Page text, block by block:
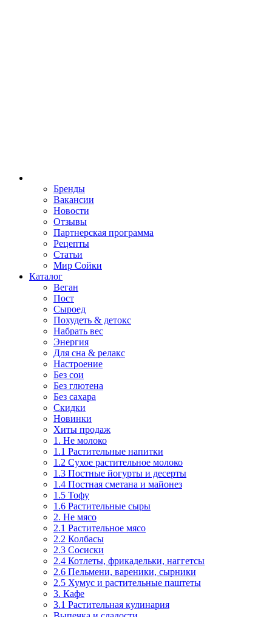
Бренды
Вакансии
Новости
Отзывы
Партнерская программа
Рецепты
Статьи
Мир Сойки
Каталог
Веган
Пост
Сыроед
Похудеть & детокс
Набрать вес
Энергия
Для сна & релакс
Настроение
Без сои
Без глютена
Без сахара
Скидки
Новинки
Хиты продаж
1. Не молоко
1.1 Растительные напитки
1.2 Сухое растительное молоко
1.3 Постные йогурты и десерты
1.4 Постная сметана и майонез
1.5 Тофу
1.6 Растительные сыры
2. Не мясо
2.1 Растительное мясо
2.2 Колбасы
2.3 Сосиски
2.4 Котлеты, фрикадельки, наггетсы
2.6 Пельмени, вареники, сырники
2.5 Хумус и растительные паштеты
3. Кафе
3.1 Растительная кулинария